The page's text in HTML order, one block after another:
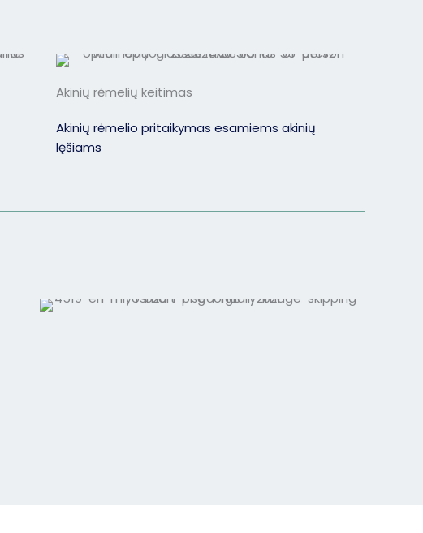
Akinių rėmelių keitimas
Akinių rėmelio pritaikymas esamiems akinių
lęšiams